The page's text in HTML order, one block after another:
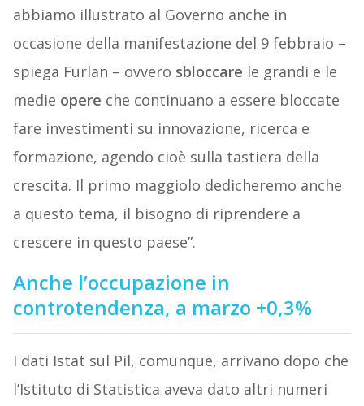
abbiamo illustrato al Governo anche in
occasione della manifestazione del 9 febbraio –
spiega Furlan – ovvero sbloccare le grandi e le
medie opere che continuano a essere bloccate
fare investimenti su innovazione, ricerca e
formazione, agendo cioè sulla tastiera della
crescita. Il primo maggiolo dedicheremo anche
a questo tema, il bisogno di riprendere a
crescere in questo paese”.
Anche l’occupazione in
controtendenza, a marzo +0,3%
I dati Istat sul Pil, comunque, arrivano dopo che
l’Istituto di Statistica aveva dato altri numeri